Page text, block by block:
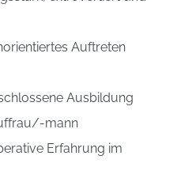
Auftreten
Ausbildung
mann
Erfahrung im